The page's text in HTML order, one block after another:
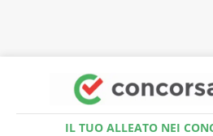
IL TUO ALLEATO NEI